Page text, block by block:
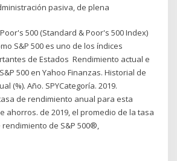
pasiva, de plena
500 (Standard & Poor's 500 Index)
S&P 500 es uno de los índices
de Estados Rendimiento actual e
500 en Yahoo Finanzas. Historial de
(%). Año. SPYCategoría. 2019.
tasa de rendimiento anual para esta
ahorros. de 2019, el promedio de la tasa
de S&P 500®,